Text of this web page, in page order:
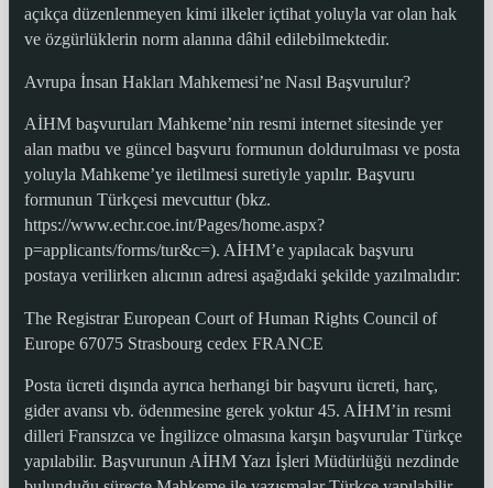
açıkça düzenlenmeyen kimi ilkeler içtihat yoluyla var olan hak
ve özgürlüklerin norm alanına dâhil edilebilmektedir.
Avrupa İnsan Hakları Mahkemesi’ne Nasıl Başvurulur?
AİHM başvuruları Mahkeme’nin resmi internet sitesinde yer
alan matbu ve güncel başvuru formunun doldurulması ve posta
yoluyla Mahkeme’ye iletilmesi suretiyle yapılır. Başvuru
formunun Türkçesi mevcuttur (bkz.
https://www.echr.coe.int/Pages/home.aspx?
p=applicants/forms/tur&c=). AİHM’e yapılacak başvuru
postaya verilirken alıcının adresi aşağıdaki şekilde yazılmalıdır:
The Registrar European Court of Human Rights Council of
Europe 67075 Strasbourg cedex FRANCE
Posta ücreti dışında ayrıca herhangi bir başvuru ücreti, harç,
gider avansı vb. ödenmesine gerek yoktur 45. AİHM’in resmi
dilleri Fransızca ve İngilizce olmasına karşın başvurular Türkçe
yapılabilir. Başvurunun AİHM Yazı İşleri Müdürlüğü nezdinde